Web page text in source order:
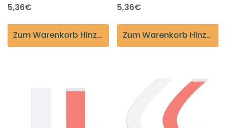
5,36€
Zum Warenkorb Hinzufügen
5,36€
Zum Warenkorb Hinzufügen